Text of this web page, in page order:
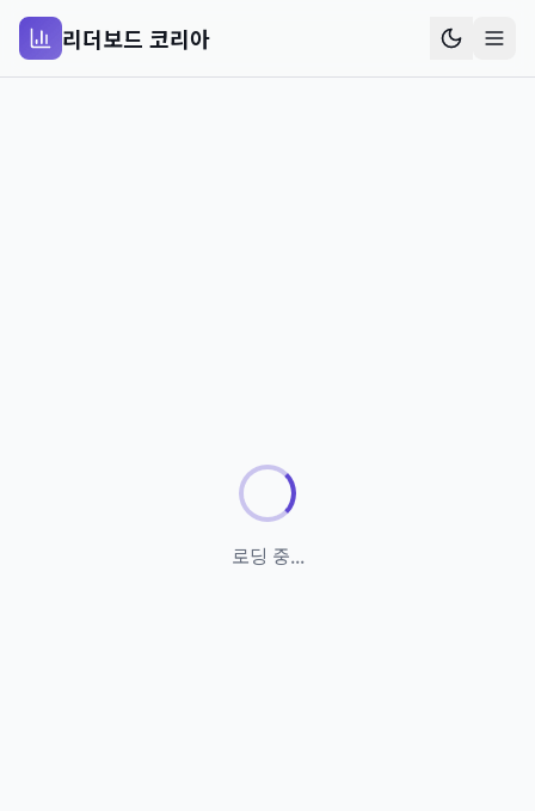
리더보드 코리아
로딩 중...